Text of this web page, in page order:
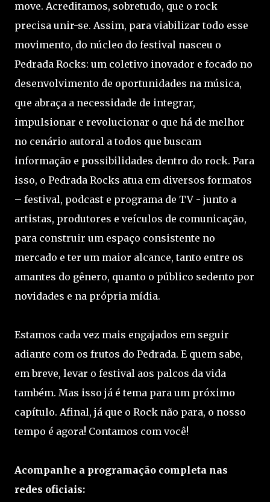
move. Acreditamos, sobretudo, que o rock
precisa unir-se. Assim, para viabilizar todo esse
movimento, do núcleo do festival nasceu o
Pedrada Rocks: um coletivo inovador e focado no
desenvolvimento de oportunidades na música,
que abraça a necessidade de integrar,
impulsionar e revolucionar o que há de melhor
no cenário autoral a todos que buscam
informação e possibilidades dentro do rock. Para
isso, o Pedrada Rocks atua em diversos formatos
– festival, podcast e programa de TV - junto a
artistas, produtores e veículos de comunicação,
para construir um espaço consistente no
mercado e ter um maior alcance, tanto entre os
amantes do gênero, quanto o público sedento por
novidades e na própria mídia.
Estamos cada vez mais engajados em seguir
adiante com os frutos do Pedrada. E quem sabe,
em breve, levar o festival aos palcos da vida
também. Mas isso já é tema para um próximo
capítulo. Afinal, já que o Rock não para, o nosso
tempo é agora! Contamos com você!
Acompanhe a programação completa nas
redes oficiais: